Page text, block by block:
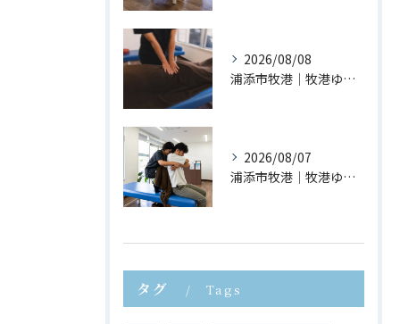
2026/08/08
浦添市牧港｜牧港ゆがみ鍼灸整骨院｜反り腰を放置するとどうなる？
2026/08/07
浦添市牧港｜牧港ゆがみ鍼灸整骨院｜猫背が疲れやすさにつながる理由とは？
タグ Tags